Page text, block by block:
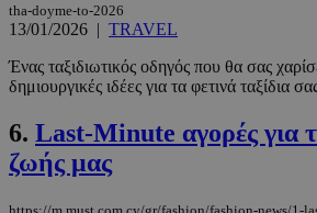
tha-doyme-to-2026
13/01/2026 | TRAVEL
Ένας ταξιδιωτικός οδηγός που θα σας
δημιουργικές ιδέες για τα φετινά ταξίδια
6. Last-Minute αγορές για
ζωής μας